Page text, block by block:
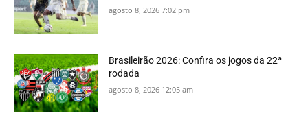
agosto 8, 2026 7:02 pm
Brasileirão 2026: Confira os jogos da 22ª
rodada
agosto 8, 2026 12:05 am